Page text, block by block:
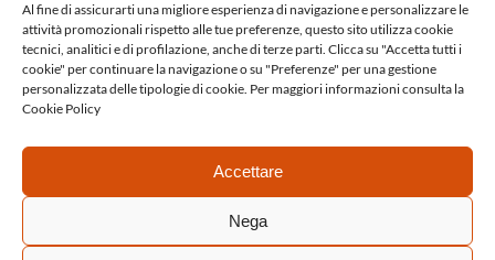
Al fine di assicurarti una migliore esperienza di navigazione e personalizzare le
attività promozionali rispetto alle tue preferenze, questo sito utilizza cookie
tecnici, analitici e di profilazione, anche di terze parti. Clicca su "Accetta tutti i
cookie" per continuare la navigazione o su "Preferenze" per una gestione
personalizzata delle tipologie di cookie. Per maggiori informazioni consulta la
Cookie Policy
Accettare
Nega
© Copyright 2022 Era Model | CF 97117660833 | Tutti i diritti
sono riservati | Made with ♥ byAgenzia LoWeb|Collabora con
noi|Cookie Policy|Privacy Policy
Italian